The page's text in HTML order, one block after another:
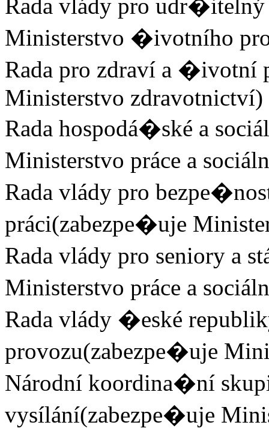
Rada vlády pro
Ministerstvo �ivotního
Rada pro zdraví a
Ministerstvo zdravotnictví)
Rada hospodá�ské a
Ministerstvo práce a
Rada vlády pro
práci(zabezpe�uje
Rada vlády pro seniory a
Ministerstvo práce a
Rada vlády �eské
provozu(zabezpe�uje
Národní koordina�ní
vysílání(zabezpe�uje